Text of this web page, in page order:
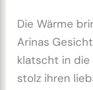
Die Wärme
Arinas
klatscht in
stolz ihren